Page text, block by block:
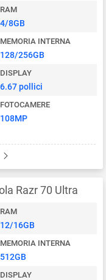
RAM
4/8GB
MEMORIA INTERNA
128/256GB
DISPLAY
6.67 pollici
FOTOCAMERE
108MP
Razr 70 Ultra
RAM
12/16GB
MEMORIA INTERNA
512GB
DISPLAY